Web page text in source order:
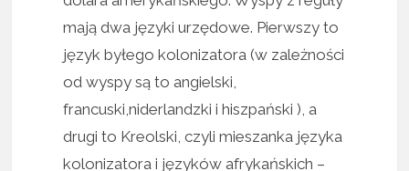
mają dwa języki urzędowe. Pierwszy to
język byłego kolonizatora (w zależności
od wyspy są to angielski,
francuski,niderlandzki i hiszpański ), a
drugi to Kreolski, czyli mieszanka języka
kolonizatora i języków afrykańskich –